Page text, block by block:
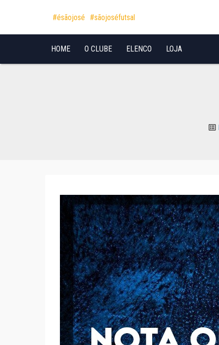
Pular para o conteúdo
#ésãojosé #sãojoséfutsal
HOME O CLUBE ELENCO LOJA